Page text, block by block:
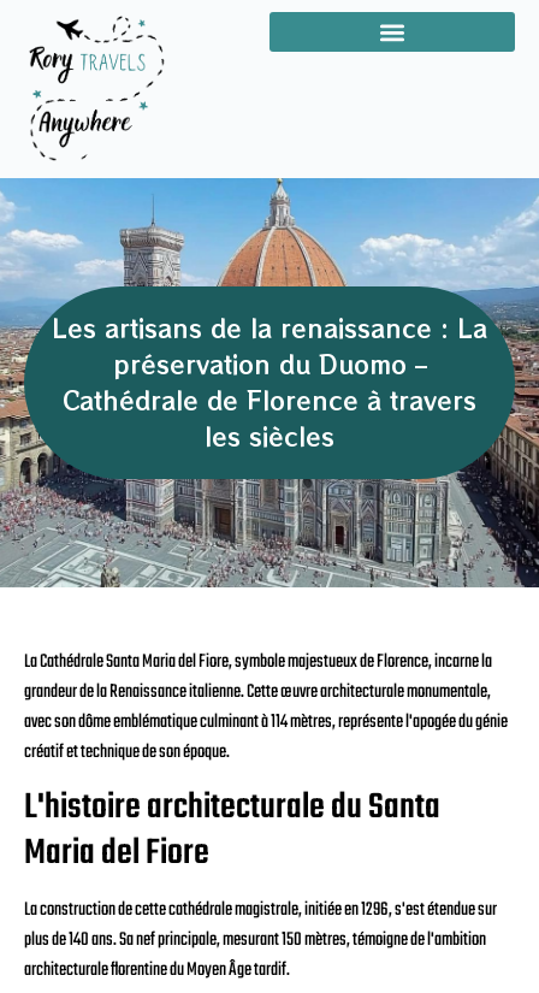
Les artisans de la renaissance : La
préservation du Duomo –
Cathédrale de Florence à travers
les siècles
La Cathédrale Santa Maria del Fiore, symbole majestueux de Florence, incarne la
grandeur de la Renaissance italienne. Cette œuvre architecturale monumentale,
avec son dôme emblématique culminant à 114 mètres, représente l'apogée du génie
créatif et technique de son époque.
L'histoire architecturale du Santa
Maria del Fiore
La construction de cette cathédrale magistrale, initiée en 1296, s'est étendue sur
plus de 140 ans. Sa nef principale, mesurant 150 mètres, témoigne de l'ambition
architecturale florentine du Moyen Âge tardif.